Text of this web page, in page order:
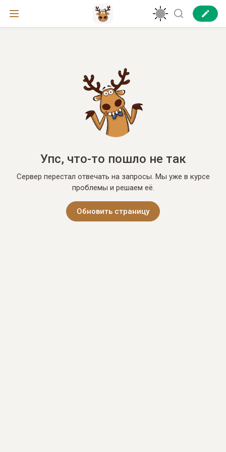
Упс, что-то пошло не так
Сервер перестал отвечать на запросы. Мы уже в курсе
проблемы и решаем её.
Обновить страницу